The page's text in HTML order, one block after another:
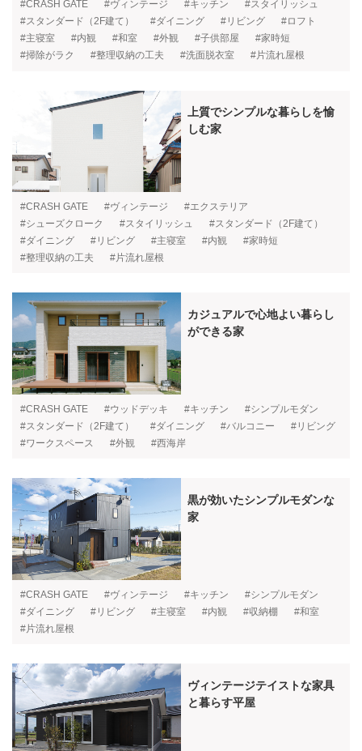
#CRASH GATE #ヴィンテージ #キッチン
#スタイリッシュ
#スタンダード（2F建て）
#ダイニング #リビング
#ロフト
#主寝室
#内観 #和室 #外観 #子供部屋
#家時短
#掃除がラク
#整理収納の工夫 #洗面脱衣室 #片流れ屋根
上質でシンプルな暮らしを愉
しむ家
#CRASH GATE #ヴィンテージ
#エクステリア
#シューズクローク
#スタイリッシュ
#スタンダード（2F建て）
#ダイニング
#リビング #主寝室 #内観
#家時短
#整理収納の工夫
#片流れ屋根
カジュアルで心地よい暮らし
ができる家
#CRASH GATE #ウッドデッキ #キッチン
#シンプルモダン
#スタンダード（2F建て）
#ダイニング #バルコニー
#リビング
#ワークスペース
#外観 #西海岸
黒が効いたシンプルモダンな
家
#CRASH GATE #ヴィンテージ #キッチン
#シンプルモダン
#ダイニング
#リビング #主寝室 #内観 #収納棚
#和室
#片流れ屋根
ヴィンテージテイストな家具
と暮らす平屋